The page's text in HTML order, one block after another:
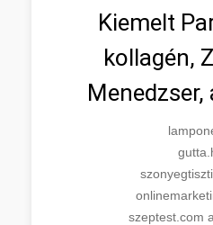
Kiemelt
kollagén,
szeptest.com